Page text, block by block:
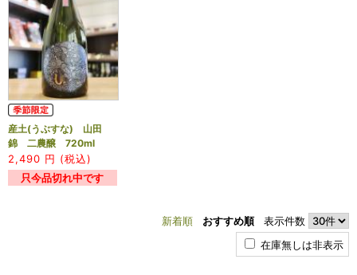
産土(うぶすな) 山田
錦 二農醸 720ml
2,490 円 (税込)
只今品切れ中です
新着順 おすすめ順表示件数
在庫無しは非表示